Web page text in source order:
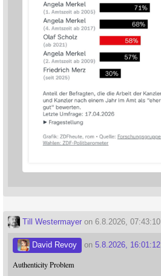
Till Westermayer on 6.8.2026, 07:43:10
David Revoy on5.8.2026, 16:01:12
Authenticity Problem